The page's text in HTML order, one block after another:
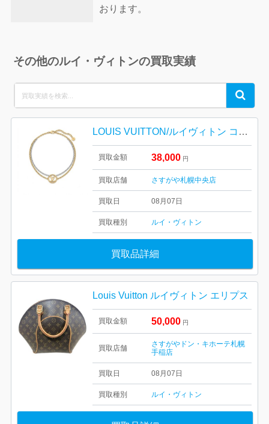
おります。
その他のルイ・ヴィトンの買取実績
for:
Search
LOUIS VUITTON/ルイヴィトン コリエ・L TO V ネックレス M69643
買取金額 38,000 円
買取店舗 さすがや札幌中央店
買取日 08月07日
買取種別 ルイ・ヴィトン
買取品詳細
Louis Vuitton ルイヴィトン エリプス
買取金額 50,000 円
買取店舗
さすがやドン・キホーテ札幌
手稲店
買取日 08月07日
買取種別 ルイ・ヴィトン